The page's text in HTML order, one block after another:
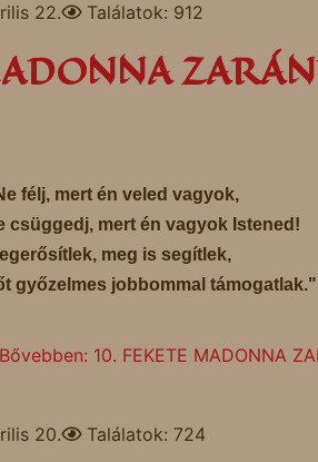
22. Találatok: 912
félj, mert én veled vagyok,
csüggedj, mert én vagyok Istened!
meg is segítlek,
győzelmes jobbommal támogatlak."
Bővebben: 10. FEKETE MADONNA
20. Találatok: 724